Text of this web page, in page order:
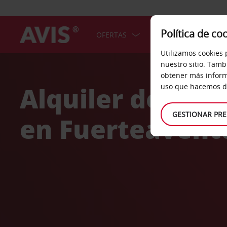
OFERTAS COCHES
Alquiler de
en
Política de
Utilizamos
nuestro sitio.
obtener más
uso que hacemos
GESTIONAR